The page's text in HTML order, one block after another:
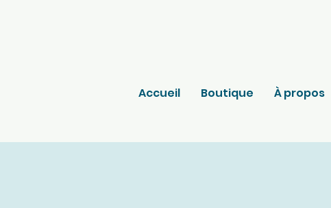
Accueil Boutique À propos